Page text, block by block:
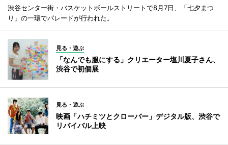
渋谷センター街・バスケットボールストリートで8月7日、「七夕まつ
り」の一環でパレードが行われた。
見る・遊ぶ
「なんでも服にする」クリエーター塩川夏子さん、
渋谷で初個展
見る・遊ぶ
映画「ハチミツとクローバー」デジタル版、渋谷で
リバイバル上映